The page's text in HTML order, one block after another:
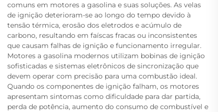
comuns em motores a gasolina e suas soluções. As velas
de ignição deterioram-se ao longo do tempo devido à
tensão térmica, erosão dos eletrodos e acúmulo de
carbono, resultando em faíscas fracas ou inconsistentes
que causam falhas de ignição e funcionamento irregular.
Motores a gasolina modernos utilizam bobinas de ignição
sofisticadas e sistemas eletrônicos de sincronização que
devem operar com precisão para uma combustão ideal.
Quando os componentes de ignição falham, os motores
apresentam sintomas como dificuldade para dar partida,
perda de potência, aumento do consumo de combustível e